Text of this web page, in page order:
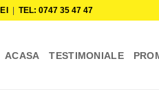
|TEL: 0747 35 47 47
ACASA TESTIMONIALE